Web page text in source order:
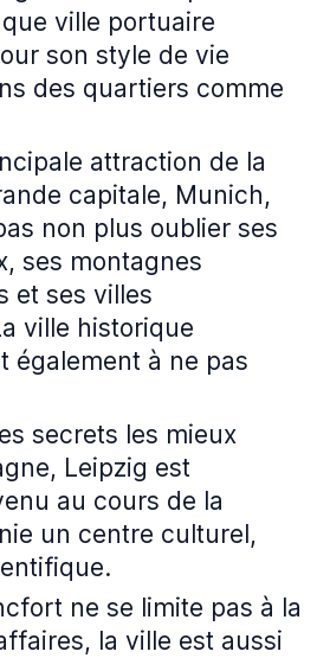
ville portuaire
son style de vie
des quartiers comme
attraction de la
capitale, Munich,
non plus oublier ses
ses montagnes
et ses villes
ville historique
également à ne pas
secrets les mieux
Leipzig est
au cours de la
un centre culturel,
ne se limite pas à la
la ville est aussi